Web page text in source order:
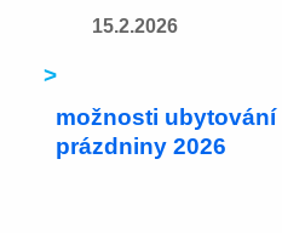
15.2.2026
>
možnosti ubytování
prázdniny 2026